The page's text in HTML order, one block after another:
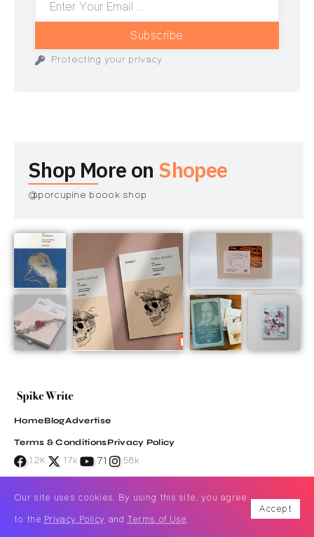
Subscribe
Protecting your privacy
Shop More on Shopee
@porcupine boook shop
HomeBlogAdvertise
Terms & ConditionsPrivacy Policy
12K 17k 71 58k
© All Rights Reserved, Spike Write
Our site uses cookies. By using this site, you agree
to the Privacy Policy andTerms of Use.
Accept